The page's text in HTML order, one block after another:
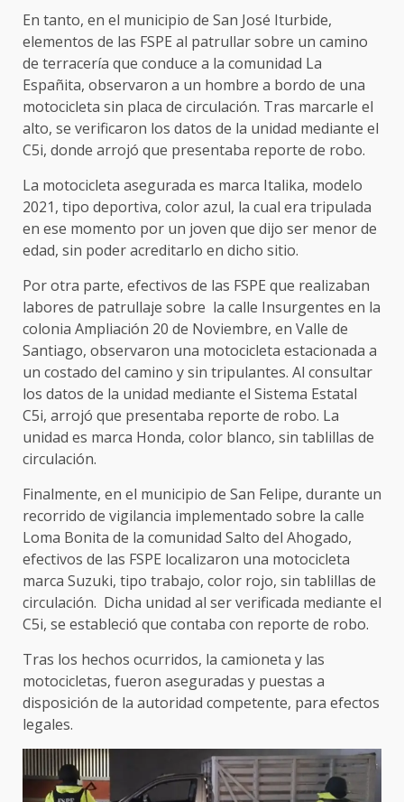
En tanto, en el municipio de San José Iturbide,
elementos de las FSPE al patrullar sobre un camino
de terracería que conduce a la comunidad La
Españita, observaron a un hombre a bordo de una
motocicleta sin placa de circulación. Tras marcarle el
alto, se verificaron los datos de la unidad mediante el
C5i, donde arrojó que presentaba reporte de robo.
La motocicleta asegurada es marca Italika, modelo
2021, tipo deportiva, color azul, la cual era tripulada
en ese momento por un joven que dijo ser menor de
edad, sin poder acreditarlo en dicho sitio.
Por otra parte, efectivos de las FSPE que realizaban
labores de patrullaje sobre la calle Insurgentes en la
colonia Ampliación 20 de Noviembre, en Valle de
Santiago, observaron una motocicleta estacionada a
un costado del camino y sin tripulantes. Al consultar
los datos de la unidad mediante el Sistema Estatal
C5i, arrojó que presentaba reporte de robo. La
unidad es marca Honda, color blanco, sin tablillas de
circulación.
Finalmente, en el municipio de San Felipe, durante un
recorrido de vigilancia implementado sobre la calle
Loma Bonita de la comunidad Salto del Ahogado,
efectivos de las FSPE localizaron una motocicleta
marca Suzuki, tipo trabajo, color rojo, sin tablillas de
circulación. Dicha unidad al ser verificada mediante el
C5i, se estableció que contaba con reporte de robo.
Tras los hechos ocurridos, la camioneta y las
motocicletas, fueron aseguradas y puestas a
disposición de la autoridad competente, para efectos
legales.